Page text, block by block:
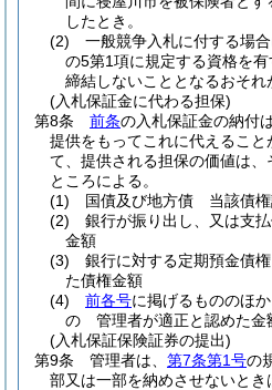
したとき。
(2)
一般競争入札に付する場
の5第1項に規定する資格を
締結しないこととなるおそれ
(入札保証金に代わる担保)
第8条
前条の入札保証金の納付は
提供をもってこれに代えること
て、提供される担保の価値は、
ところによる。
(1)
国債及び地方債 当該債
(2)
銀行が振り出し、又は支
金額
(3)
銀行に対する定期預金債
た債権金額
(4)
前各号に掲げるもののほ
の 管理者が適正と認めた金
(入札保証保険証券の提出)
第9条
管理者は、 第7条第1号の
部又は一部を納めさせないと